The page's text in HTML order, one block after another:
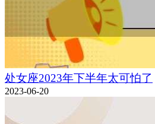
处女座2023年下半年太可怕了
2023-06-20